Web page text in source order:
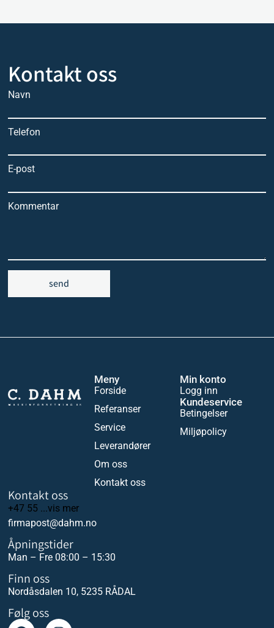
Kontakt oss
Navn
Telefon
E-post
Kommentar
send
Meny
Forside
Referanser
Service
Leverandører
Om oss
Kontakt oss
Min konto
Logg inn
Kundeservice
Betingelser
Miljøpolicy
Kontakt oss
+47 55 ...vis mer
firmapost@dahm.no
Åpningstider
Man – Fre 08:00 – 15:30
Finn oss
Nordåsdalen 10, 5235 RÅDAL
Følg oss